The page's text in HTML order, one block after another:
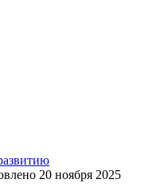
20 ноября 2025